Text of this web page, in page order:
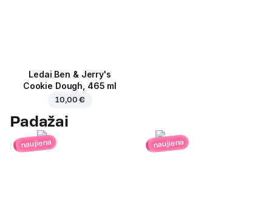
Ledai Ben & Jerry's
Cookie Dough, 465 ml
10,00 €
Padažai
naujiena naujiena